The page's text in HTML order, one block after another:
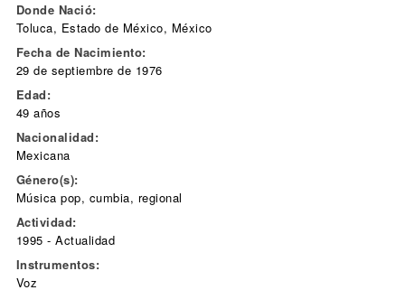
Donde Nació:
Toluca, Estado de México, México
Fecha de Nacimiento:
29 de septiembre de 1976
Edad:
49 años
Nacionalidad:
Mexicana
Género(s):
Música pop, cumbia, regional
Actividad:
1995 - Actualidad
Instrumentos:
Voz